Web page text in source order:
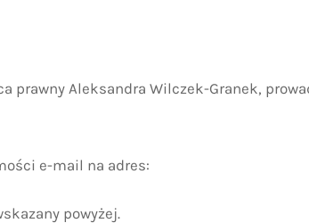
Aleksandra Wilczek-Granek,
e-mail na adres:
powyżej.